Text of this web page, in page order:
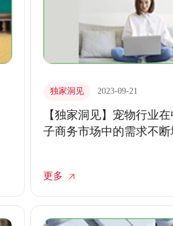
独家洞见 2023-09-21
【独家洞见】宠物行业
子商务市场中的需求不
更多